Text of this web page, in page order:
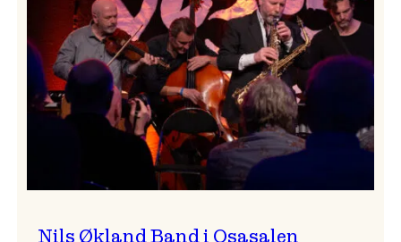
Vossa
Jazz
Nils Økland Band i Osasalen